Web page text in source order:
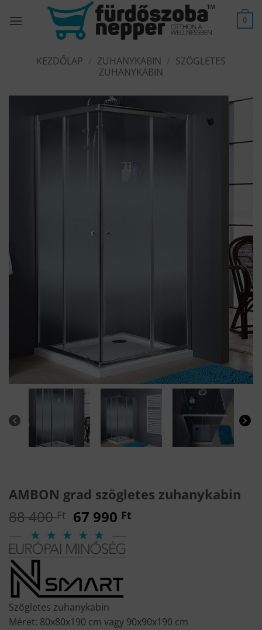
0
KEZDŐLAP ZUHANYKABIN
SZÖGLETES
ZUHANYKABIN
AMBON grad szögletes zuhanykabin
88 400Ft Original
price
was:
88
400 Ft.
67 990 Ft
Szögletes zuhanykabin
Méret: 80x80x190 cm vagy 90x90x190 cm